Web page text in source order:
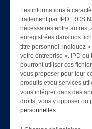
Les informations à
traitement par IPD, RCS
nécessaires entre autres,
enregistrées dans nos
titre personnel, indiquez
votre entreprise ». IPD ou
pourront utiliser ces
vous proposer pour leur
produits et/ou services
vous intégrer dans des
droits, vous y opposer ou
personnelles.